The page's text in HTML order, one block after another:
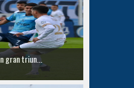
gran triun...